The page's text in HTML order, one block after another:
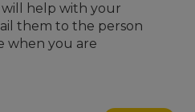
help with your
them to the person
when you are